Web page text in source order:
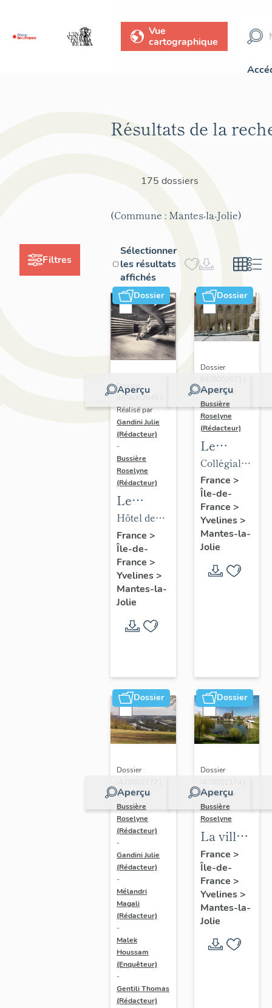
Vue
cartographique
Filtres
Résultats de la
175 dossiers
(Commune : Mantes-la-Jolie)
Sélectionner
les résultats
affichés
Dossier
Aperçu
Dossier
IM78002649 |
Réalisé par
Gandini Julie
(Rédacteur)
-
Bussière
Roselyne
(Rédacteur)
Le
mobilier
de l'hôtel
de ville
Hôtel de
ville
France >
Île-de-
France >
Yvelines>
Mantes-la-
Jolie
Dossier
Aperçu
Dossier
Réalisé par
Bussière
Roselyne
(Rédacteur)
Le
mobilier
de la
collégiale
Collégiale
Notre-
Dame
France >
Île-de-
France >
Yvelines>
Mantes-la-
Jolie
Dossier
Aperçu
Dossier
Réalisé par
Bussière
Roselyne
(Rédacteur)
-
Gandini Julie
(Rédacteur)
-
Mélandri
Magali
(Rédacteur)
-
Malek
Houssam
(Enquêteur)
-
Gentili Thomas
(Rédacteur)
Dossier
Aperçu
Dossier
Réalisé par
Bussière
Roselyne
La ville
de
Mantes-
la-Jolie
France >
Île-de-
France >
Yvelines>
Mantes-la-
Jolie